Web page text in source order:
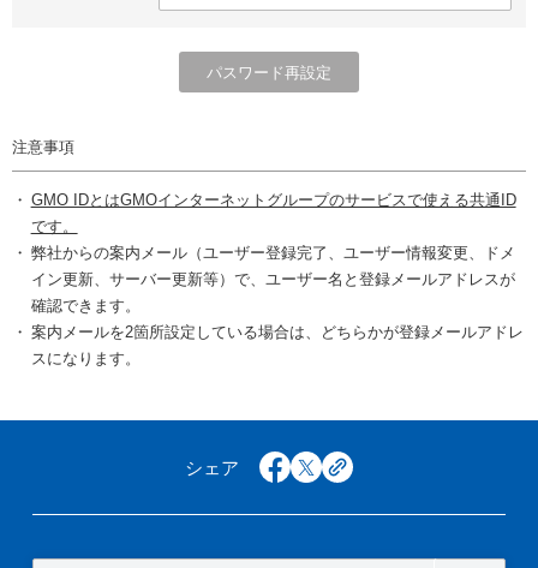
注意事項
GMO IDとはGMOインターネットグループのサービスで使える共通ID
です。
弊社からの案内メール（ユーザー登録完了、ユーザー情報変更、ドメ
イン更新、サーバー更新等）で、ユーザー名と登録メールアドレスが
確認できます。
案内メールを2箇所設定している場合は、どちらかが登録メールアドレ
スになります。
シェア facebook
x copy